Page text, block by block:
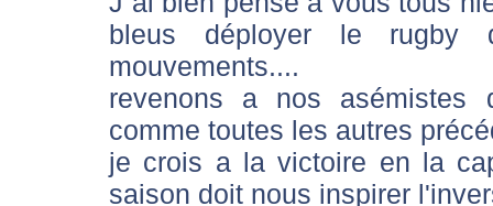
bleus déployer le
mouvements....
revenons a nos asémistes
comme toutes les autres
je crois a la victoire en la
saison doit nous inspirer